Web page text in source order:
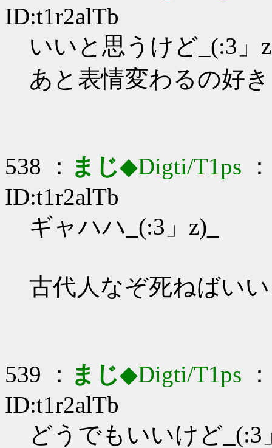
ID:t1r2alTb
いいと思うけど_(:3」
あと表情変わるの好き
538 ： まじ◆Digti/T1ps
ID:t1r2alTb
ギャハハ_(:3」z)_
古代人なぞ死ねばいい
539 ： まじ◆Digti/T1ps
ID:t1r2alTb
どうでもいいけど_(:3